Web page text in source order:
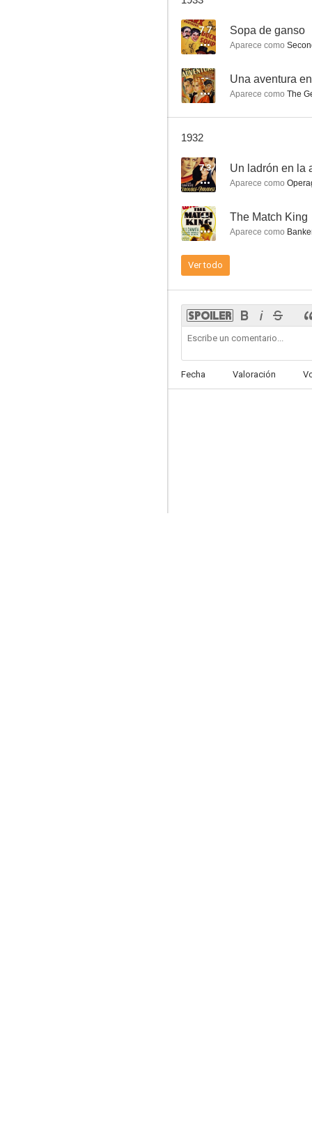
Un reportaje sensacional
Murder by the Clock
--
7.7 Sopa de ganso
Aparece como
-- Una aventura
Aparece como The
1932
7.3 Un ladrón en la
Aparece como
-- The Match King
Aparece como
Ver todo
Fecha Valoración